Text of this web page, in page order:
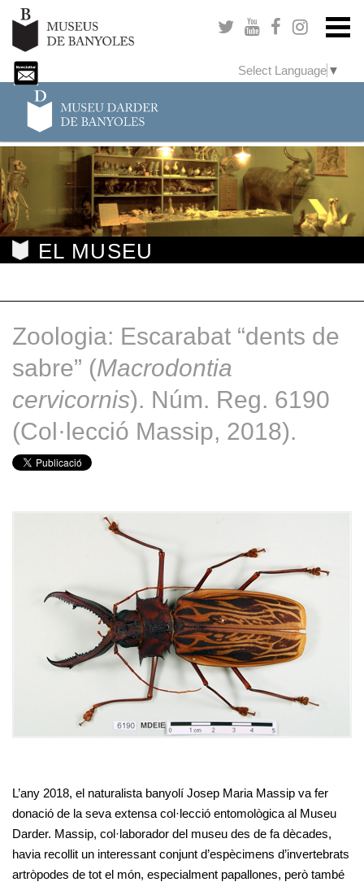
Select Language ▼
EL MUSEU
Zoologia: Escarabat “dents de
sabre” (Macrodontia
cervicornis). Núm. Reg. 6190
(Col·lecció Massip, 2018).
L’any 2018, el naturalista banyolí Josep Maria Massip va fer
donació de la seva extensa col·lecció entomològica al Museu
Darder. Massip, col·laborador del museu des de fa dècades,
havia recollit un interessant conjunt d’espècimens d’invertebrats
artròpodes de tot el món, especialment papallones, però també